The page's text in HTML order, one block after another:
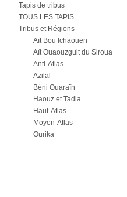
Tapis de tribus
TOUS LES TAPIS
Tribus et Régions
Aït Bou Ichaouen
Aït Ouaouzguit du Siroua
Anti-Atlas
Azilal
Béni Ouaraïn
Haouz et Tadla
Haut-Atlas
Moyen-Atlas
Ourika